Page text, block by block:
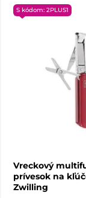
S kódom: 2PLUS1
Vreckový
prívesok na
Zwilling